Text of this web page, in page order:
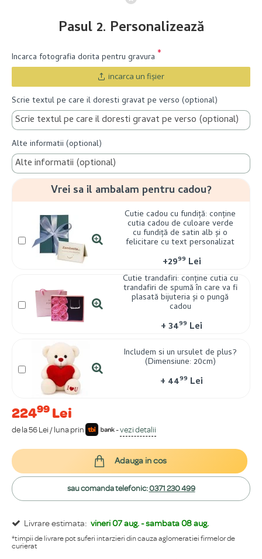
Livrare estimata: vineri 07 aug. - sambata 08 aug.
*timpii de livrare pot suferi intarzieri din cauza aglomeratiei firmelor de
curierat
22499 Lei
de la 56 Lei / luna prin -vezi detalii
Pasul 2. Personalizează
Incarca fotografia dorita pentru gravura
incarca un fişier
Scrie textul pe care il doresti gravat pe verso (optional)
Alte informatii (optional)
Vrei sa il ambalam pentru cadou?
Cutie cadou cu fundiță: conține
cutia cadou de culoare verde
cu fundiță de satin alb și o
felicitare cu text personalizat
+2999 Lei
Cutie trandafiri: conține cutia cu
trandafiri de spumă în care va fi
plasată bijuteria și o pungă
cadou
+3499 Lei
Includem si un ursulet de plus?
(Dimensiune: 20cm)
+ 4499 Lei
Adauga in cos
sau comanda telefonic:0371 230 499